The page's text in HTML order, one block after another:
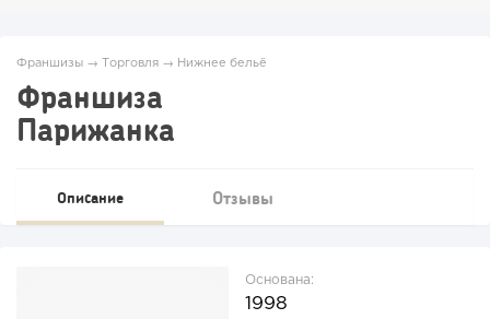
Франшизы → Торговля → Нижнее бельё
Франшиза
Парижанка
Описание Отзывы
Основана:
1998